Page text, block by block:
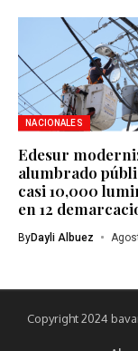
NACIONALES
Edesur
alumbrado
casi 10,000
en 12
ByDayli Albuez
Copyright 2024